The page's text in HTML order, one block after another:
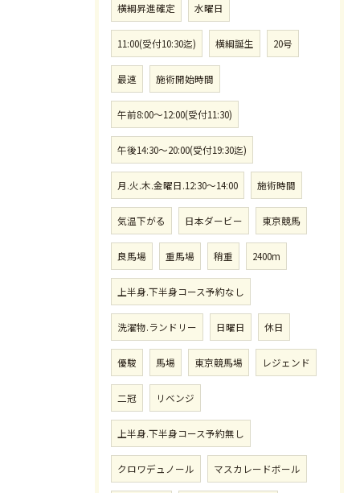
横綱昇進確定 水曜日
11:00(受付10:30迄) 横綱誕生 20号
最速 施術開始時間
午前8:00〜12:00(受付11:30)
午後14:30〜20:00(受付19:30迄)
月.火.木.金曜日.12:30〜14:00 施術時間
気温下がる 日本ダービー 東京競馬
良馬場 重馬場 稍重 2400m
上半身.下半身コース予約なし
洗濯物.ランドリー 日曜日 休日
優駿 馬場 東京競馬場 レジェンド
二冠 リベンジ
上半身.下半身コース予約無し
クロワデュノール マスカレードボール